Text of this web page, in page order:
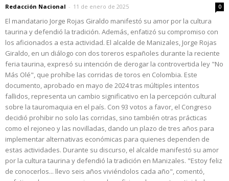
Redacción Nacional - 11 de enero de 2025 0
El mandatario Jorge Rojas Giraldo manifestó su amor por la cultura
taurina y defendió la tradición. Además, enfatizó su compromiso con
los aficionados a esta actividad. El alcalde de Manizales, Jorge Rojas
Giraldo, en un diálogo con dos toreros españoles durante la reciente
feria taurina, expresó su intención de derogar la controvertida ley "No
Más Olé", que prohíbe las corridas de toros en Colombia. Este
documento, aprobado en mayo de 2024 tras múltiples intentos
fallidos, representa un cambio significativo en la percepción cultural
sobre la tauromaquia en el país. Con 93 votos a favor, el Congreso
decidió prohibir no solo las corridas, sino también otras prácticas
como el rejoneo y las novilladas, dando un plazo de tres años para
implementar alternativas económicas para quienes dependen de
estas actividades. Durante su discurso, el alcalde manifestó su amor
por la cultura taurina y defendió la tradición en Manizales. "Estoy feliz
de conocerlos... llevo seis años viviéndolos cada año", comentó,